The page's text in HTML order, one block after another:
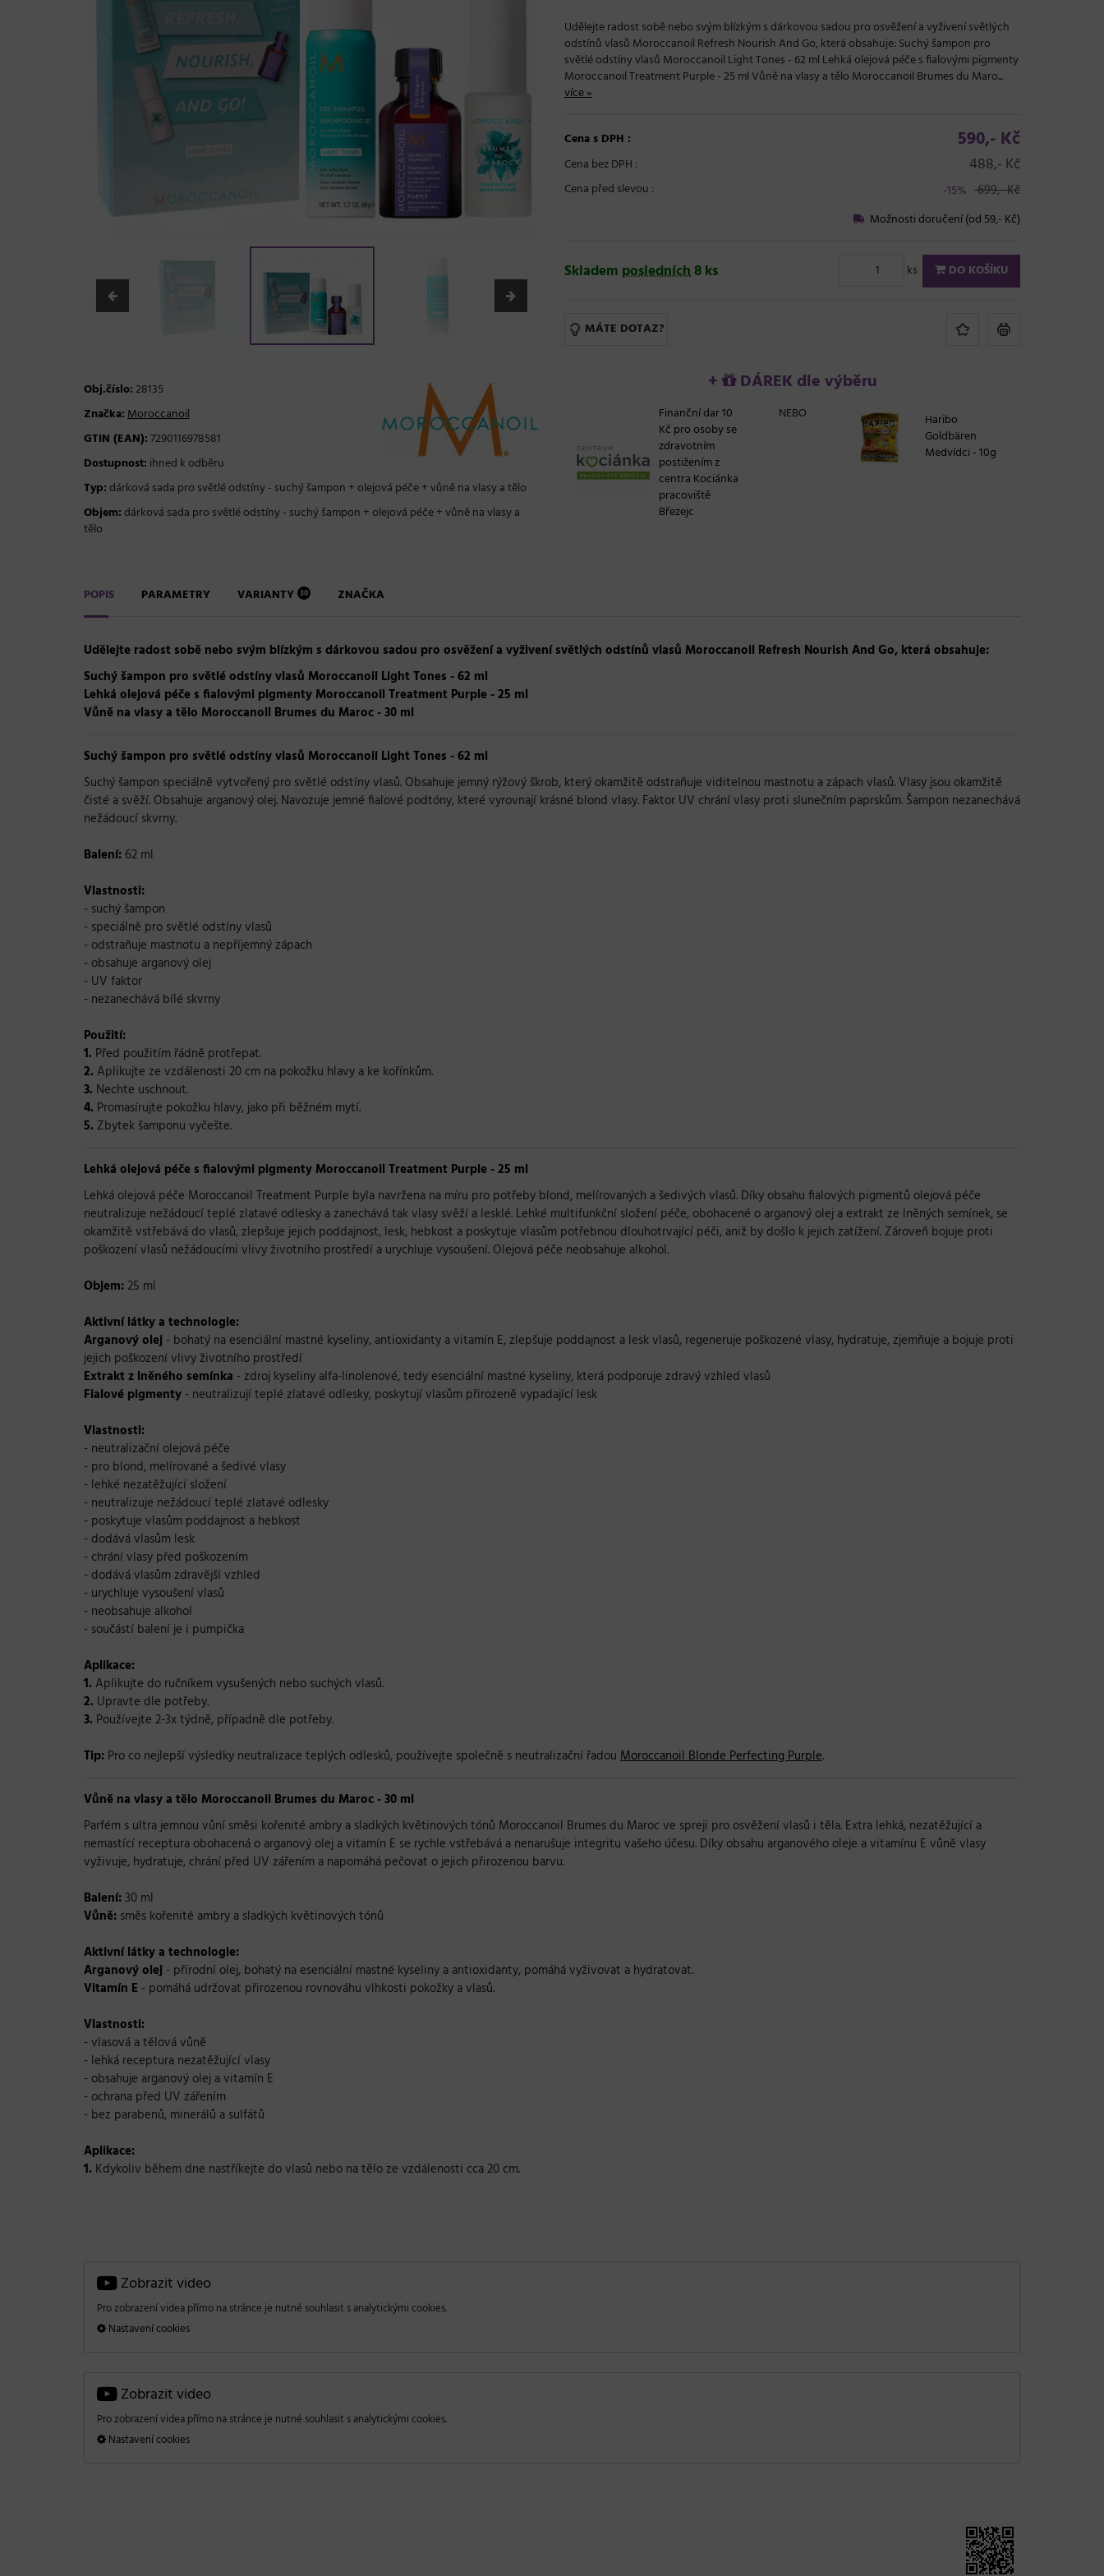
Obj.číslo:28135
Značka:Moroccanoil
GTIN (EAN):7290116978581
Dostupnost: ihned k odběru
Typ:dárková sada pro světlé odstíny - suchý šampon + olejová péče + vůně na vlasy a tělo
Objem:dárková sada pro světlé odstíny - suchý šampon + olejová péče + vůně na vlasy a
tělo
Udělejte radost sobě nebo svým blízkým s dárkovou sadou pro osvěžení a vyživení světlých
odstínů vlasů Moroccanoil Refresh Nourish And Go, která obsahuje: Suchý šampon pro
světlé odstíny vlasů Moroccanoil Light Tones - 62 ml Lehká olejová péče s fialovými pigmenty
Moroccanoil Treatment Purple - 25 ml Vůně na vlasy a tělo Moroccanoil Brumes du Maro...
více »
Cena s DPH : 590,- Kč
Cena bez DPH : 488,- Kč
Cena před slevou : -15% 699,- Kč
Možnosti doručení (od 59,- Kč)
Skladem posledních8 ks ks DO KOŠÍKU
MÁTE DOTAZ?
+ DÁREK dle výběru
Finanční dar 10
Kč pro osoby se
zdravotním
postižením z
centra Kociánka
pracoviště
Březejc
NEBO
Haribo
Goldbären
Medvídci - 10g
POPIS PARAMETRY VARIANTY 30 ZNAČKA
Udělejte radost sobě nebo svým blízkým s dárkovou sadou pro osvěžení a vyživení světlých odstínů vlasů Moroccanoil Refresh Nourish And Go, která obsahuje:
Suchý šampon pro světlé odstíny vlasů Moroccanoil Light Tones - 62 ml
Lehká olejová péče s fialovými pigmenty Moroccanoil Treatment Purple - 25 ml
Vůně na vlasy a tělo Moroccanoil Brumes du Maroc - 30 ml
Suchý šampon pro světlé odstíny vlasů Moroccanoil Light Tones - 62 ml
Suchý šampon speciálně vytvořený pro světlé odstíny vlasů. Obsahuje jemný rýžový škrob, který okamžitě odstraňuje viditelnou mastnotu a zápach vlasů. Vlasy jsou okamžitě
čisté a svěží. Obsahuje arganový olej. Navozuje jemné fialové podtóny, které vyrovnají krásné blond vlasy. Faktor UV chrání vlasy proti slunečním paprskům. Šampon nezanechává
nežádoucí skvrny.
Balení: 62 ml
Vlastnosti:
- suchý šampon
- speciálně pro světlé odstíny vlasů
- odstraňuje mastnotu a nepříjemný zápach
- obsahuje arganový olej
- UV faktor
- nezanechává bílé skvrny
Použití:
1. Před použitím řádně protřepat.
2. Aplikujte ze vzdálenosti 20 cm na pokožku hlavy a ke kořínkům.
3. Nechte uschnout.
4. Promasírujte pokožku hlavy, jako při běžném mytí.
5. Zbytek šamponu vyčešte.
Lehká olejová péče s fialovými pigmenty Moroccanoil Treatment Purple - 25 ml
Lehká olejová péče Moroccanoil Treatment Purple byla navržena na míru pro potřeby blond, melírovaných a šedivých vlasů. Díky obsahu fialových pigmentů olejová péče
neutralizuje nežádoucí teplé zlatavé odlesky a zanechává tak vlasy svěží a lesklé. Lehké multifunkční složení péče, obohacené o arganový olej a extrakt ze lněných semínek, se
okamžitě vstřebává do vlasů, zlepšuje jejich poddajnost, lesk, hebkost a poskytuje vlasům potřebnou dlouhotrvající péči, aniž by došlo k jejich zatížení. Zároveň bojuje proti
poškození vlasů nežádoucími vlivy životního prostředí a urychluje vysoušení. Olejová péče neobsahuje alkohol.
Objem:25 ml
Aktivní látky a technologie:
Arganový olej - bohatý na esenciální mastné kyseliny, antioxidanty a vitamín E, zlepšuje poddajnost a lesk vlasů, regeneruje poškozené vlasy, hydratuje, zjemňuje a bojuje proti
jejich poškození vlivy životního prostředí
Extrakt z lněného semínka - zdroj kyseliny alfa-linolenové, tedy esenciální mastné kyseliny, která podporuje zdravý vzhled vlasů
Fialové pigmenty - neutralizují teplé zlatavé odlesky, poskytují vlasům přirozeně vypadající lesk
Vlastnosti:
- neutralizační olejová péče
- pro blond, melírované a šedivé vlasy
- lehké nezatěžující složení
- neutralizuje nežádoucí teplé zlatavé odlesky
- poskytuje vlasům poddajnost a hebkost
- dodává vlasům lesk
- chrání vlasy před poškozením
- dodává vlasům zdravější vzhled
- urychluje vysoušení vlasů
- neobsahuje alkohol
- součástí balení je i pumpička
Aplikace:
1. Aplikujte do ručníkem vysušených nebo suchých vlasů.
2. Upravte dle potřeby.
3. Používejte 2-3x týdně, případně dle potřeby.
Tip: Pro co nejlepší výsledky neutralizace teplých odlesků, používejte společně s neutralizační řadou Moroccanoil Blonde Perfecting Purple.
Vůně na vlasy a tělo Moroccanoil Brumes du Maroc - 30 ml
Parfém s ultra jemnou vůní směsi kořenité ambry a sladkých květinových tónů Moroccanoil Brumes du Maroc ve spreji pro osvěžení vlasů i těla. Extra lehká, nezatěžující a
nemastící receptura obohacená o arganový olej a vitamín E se rychle vstřebává a nenarušuje integritu vašeho účesu. Díky obsahu arganového oleje a vitamínu E vůně vlasy
vyživuje, hydratuje, chrání před UV zářením a napomáhá pečovat o jejich přirozenou barvu.
Balení: 30 ml
Vůně: směs kořenité ambry a sladkých květinových tónů
Aktivní látky a technologie:
Arganový olej - přírodní olej, bohatý na esenciální mastné kyseliny a antioxidanty, pomáhá vyživovat a hydratovat.
Vitamín E - pomáhá udržovat přirozenou rovnováhu vlhkosti pokožky a vlasů.
Vlastnosti:
- vlasová a tělová vůně
- lehká receptura nezatěžující vlasy
- obsahuje arganový olej a vitamín E
- ochrana před UV zářením
- bez parabenů, minerálů a sulfátů
Aplikace:
1. Kdykoliv během dne nastříkejte do vlasů nebo na tělo ze vzdálenosti cca 20 cm.
Zobrazit video
Pro zobrazení videa přímo na stránce je nutné souhlasit s analytickými cookies.
Nastavení cookies
Zobrazit video
Pro zobrazení videa přímo na stránce je nutné souhlasit s analytickými cookies.
Nastavení cookies